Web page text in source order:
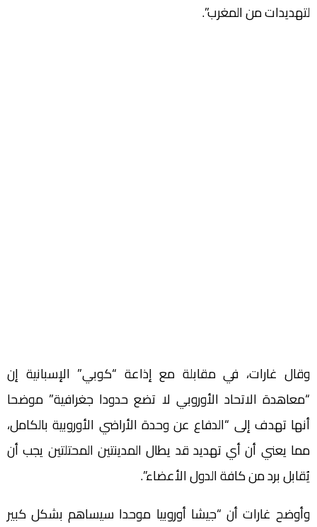
لتهديدات من المغرب”.
وقال غارات، في مقابلة مع إذاعة “كوبي” الإسبانية إن
“معاهدة الاتحاد الأوروبي لا تضع حدودا جغرافية” موضحا
أنها تهدف إلى “الدفاع عن وحدة الأراضي الأوروبية بالكامل،
مما يعني أن أي تهديد قد يطال المدينتين المحتلتين يجب أن
يُقابل برد من كافة الدول الأعضاء”.
وأوضح غارات أن “جيشا أوروبيا موحدا سيساهم بشكل كبير